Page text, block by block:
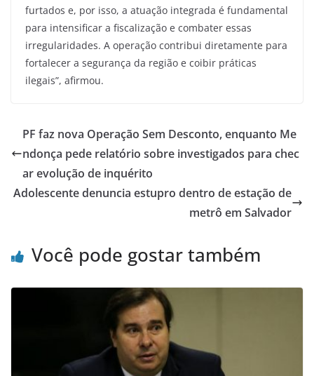
furtados e, por isso, a atuação integrada é fundamental
para intensificar a fiscalização e combater essas
irregularidades. A operação contribui diretamente para
fortalecer a segurança da região e coibir práticas
ilegais”, afirmou.
PF faz nova Operação Sem Desconto, enquanto Me
ndonça pede relatório sobre investigados para chec
ar evolução de inquérito
Adolescente denuncia estupro dentro de estação de
metrô em Salvador
Você pode gostar também